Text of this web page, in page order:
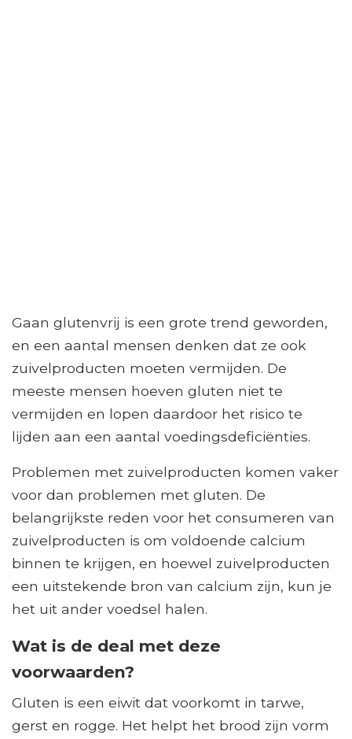
Gaan glutenvrij is een grote trend geworden,
en een aantal mensen denken dat ze ook
zuivelproducten moeten vermijden. De
meeste mensen hoeven gluten niet te
vermijden en lopen daardoor het risico te
lijden aan een aantal voedingsdeficiënties.
Problemen met zuivelproducten komen vaker
voor dan problemen met gluten. De
belangrijkste reden voor het consumeren van
zuivelproducten is om voldoende calcium
binnen te krijgen, en hoewel zuivelproducten
een uitstekende bron van calcium zijn, kun je
het uit ander voedsel halen.
Wat is de deal met deze
voorwaarden?
Gluten is een eiwit dat voorkomt in tarwe,
gerst en rogge. Het helpt het brood zijn vorm